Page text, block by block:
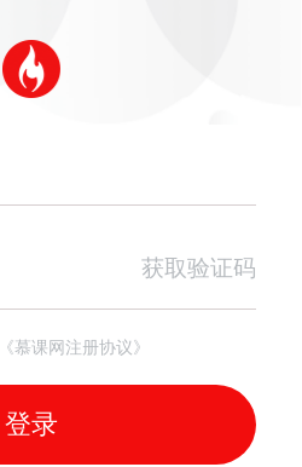
获取验证码
慕课网注册协议》
登录